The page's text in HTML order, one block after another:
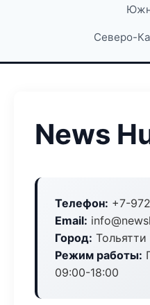
Северо-
News
Телефон: +7-
Email:
Город: Тольятти
Режим работы:
09:00-18:00